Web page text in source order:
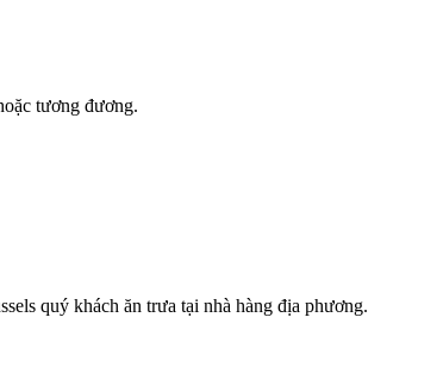
tương đương.
quý khách ăn trưa tại nhà hàng địa phương.